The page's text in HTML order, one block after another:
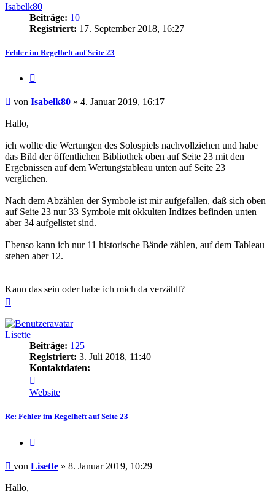
Isabelk80
Beiträge: 10
Registriert: 17. September 2018, 16:27
Fehler im Regelheft auf Seite 23
Beitrag
von Isabelk80 » 4. Januar 2019, 16:17
Hallo,
ich wollte die Wertungen des Solospiels nachvollziehen und habe
das Bild der öffentlichen Bibliothek oben auf Seite 23 mit den
Ergebnissen auf dem Wertungstableau unten auf Seite 23
verglichen.
Nach dem Abzählen der Symbole ist mir aufgefallen, daß sich oben
auf Seite 23 nur 33 Symbole mit okkulten Indizes befinden unten
aber 34 aufgelistet sind.
Ebenso kann ich nur 11 historische Bände zählen, auf dem Tableau
stehen aber 12.
Kann das sein oder habe ich mich da verzählt?
Lisette
Beiträge: 125
Registriert: 3. Juli 2018, 11:40
Kontaktdaten:
von
Lisette
Website
Re: Fehler im Regelheft auf Seite 23
Beitrag
von Lisette » 8. Januar 2019, 10:29
Hallo,